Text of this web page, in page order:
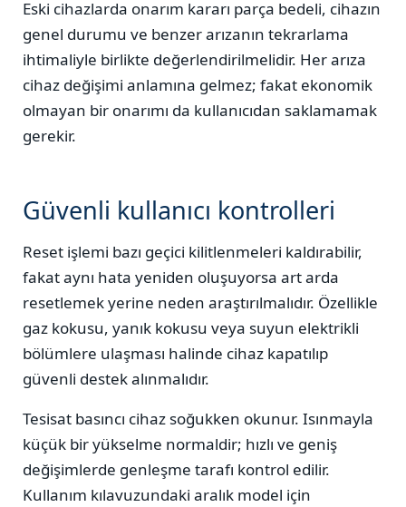
Eski cihazlarda onarım kararı parça bedeli, cihazın
genel durumu ve benzer arızanın tekrarlama
ihtimaliyle birlikte değerlendirilmelidir. Her arıza
cihaz değişimi anlamına gelmez; fakat ekonomik
olmayan bir onarımı da kullanıcıdan saklamamak
gerekir.
Güvenli kullanıcı kontrolleri
Reset işlemi bazı geçici kilitlenmeleri kaldırabilir,
fakat aynı hata yeniden oluşuyorsa art arda
resetlemek yerine neden araştırılmalıdır. Özellikle
gaz kokusu, yanık kokusu veya suyun elektrikli
bölümlere ulaşması halinde cihaz kapatılıp
güvenli destek alınmalıdır.
Tesisat basıncı cihaz soğukken okunur. Isınmayla
küçük bir yükselme normaldir; hızlı ve geniş
değişimlerde genleşme tarafı kontrol edilir.
Kullanım kılavuzundaki aralık model için